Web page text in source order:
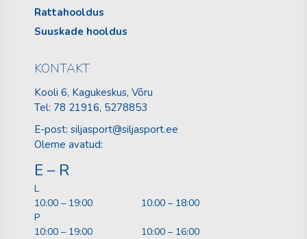
Rattahooldus
Suuskade hooldus
KONTAKT
Kooli 6, Kagukeskus, Võru
Tel: 78 21916, 5278853
E-post: siljasport@siljasport.ee
Oleme avatud:
E – R
L
10:00 – 19:00
10:00 – 18:00
P
10:00 – 19:00
10:00 – 16:00